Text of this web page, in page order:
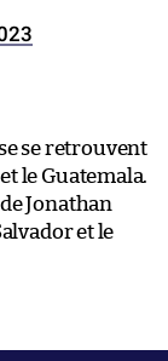
se retrouvent
le Guatemala.
Jonathan
et le